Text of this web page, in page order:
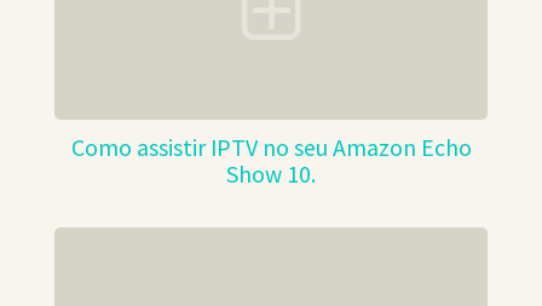
Como assistir IPTV no seu Amazon Echo
Show 10.